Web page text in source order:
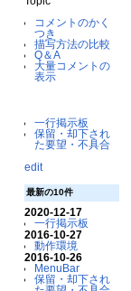
コメントのかく
つき
描写方法の比較
Q＆A
大量コメントの
表示
一行掲示板
保留・却下され
た要望・不具合
edit
最新の10件
2020-12-17
一行掲示板
2016-10-27
動作環境
2016-10-26
MenuBar
保留・却下され